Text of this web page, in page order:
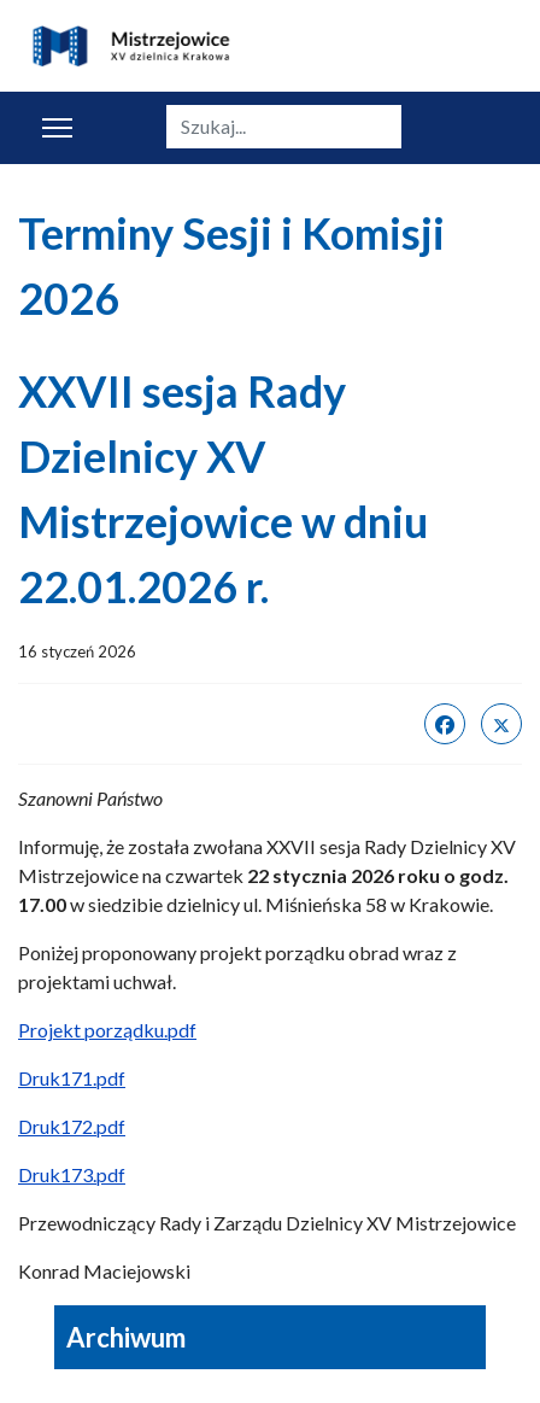
Szukaj
Terminy Sesji i Komisji
2026
XXVII sesja Rady
Dzielnicy XV
Mistrzejowice w dniu
22.01.2026 r.
16 styczeń 2026
Szanowni Państwo
Informuję, że została zwołana XXVII sesja Rady Dzielnicy XV
Mistrzejowice na czwartek 22 stycznia 2026 roku o godz.
17.00w siedzibie dzielnicy ul. Miśnieńska 58 w Krakowie.
Poniżej proponowany projekt porządku obrad wraz z
projektami uchwał.
Projekt porządku.pdf
Druk171.pdf
Druk172.pdf
Druk173.pdf
Przewodniczący Rady i Zarządu Dzielnicy XV Mistrzejowice
Konrad Maciejowski
Archiwum